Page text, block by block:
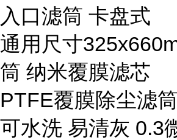
入口滤筒 卡盘式
通用尺寸
筒 纳米覆膜滤芯
PTFE覆膜除尘滤
可水洗 易清灰 0.3